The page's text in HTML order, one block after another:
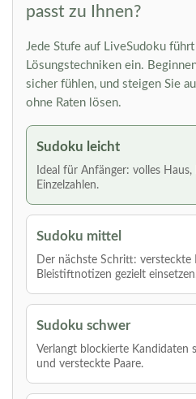
passt zu Ihnen?
Jede Stufe auf LiveSudoku
Lösungstechniken ein.
sicher fühlen, und steigen Sie
ohne Raten lösen.
Sudoku leicht
Ideal für Anfänger: volles
Einzelzahlen.
Sudoku mittel
Der nächste Schritt: versteckte
Bleistiftnotizen gezielt
Sudoku schwer
Verlangt blockierte Kandidaten
und versteckte Paare.